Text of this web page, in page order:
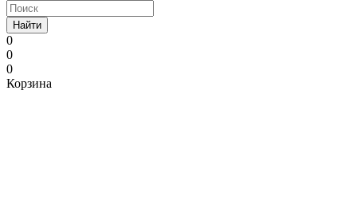
Найти
0
0
0
Корзина